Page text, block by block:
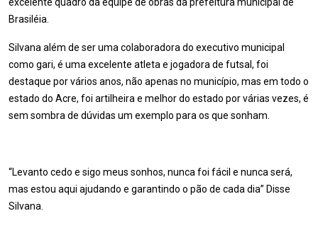
Brasiléia.
Silvana além de ser uma colaboradora do executivo municipal
como gari, é uma excelente atleta e jogadora de futsal, foi
destaque por vários anos, não apenas no município, mas em todo o
estado do Acre, foi artilheira e melhor do estado por várias vezes, é
sem sombra de dúvidas um exemplo para os que sonham.
“Levanto cedo e sigo meus sonhos, nunca foi fácil e nunca será,
mas estou aqui ajudando e garantindo o pão de cada dia” Disse
Silvana.